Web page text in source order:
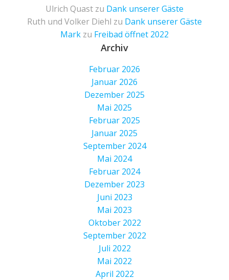
Ulrich Quast zu Dank unserer Gäste
Ruth und Volker Diehl zu Dank unserer Gäste
Mark zu Freibad öffnet 2022
Archiv
Februar 2026
Januar 2026
Dezember 2025
Mai 2025
Februar 2025
Januar 2025
September 2024
Mai 2024
Februar 2024
Dezember 2023
Juni 2023
Mai 2023
Oktober 2022
September 2022
Juli 2022
Mai 2022
April 2022